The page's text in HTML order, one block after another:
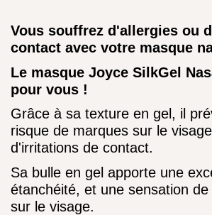
Vous souffrez d'allergies ou
contact avec votre masque
Le masque Joyce SilkGel
pour vous !
Grâce à sa texture en gel, il
risque de marques sur le
d'irritations de contact.
Sa bulle en gel apporte une
étanchéité, et une sensation
sur le visage.